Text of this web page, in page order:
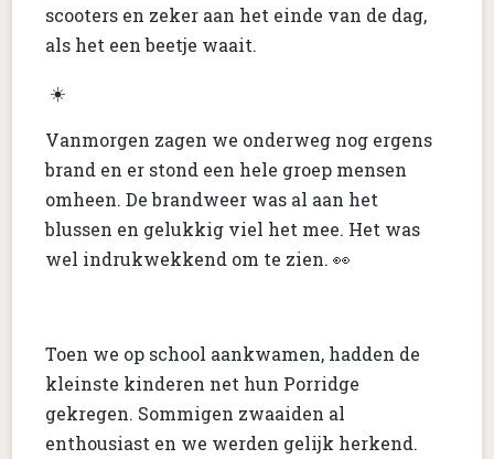
scooters en zeker aan het einde van de dag,
als het een beetje waait.
☀️
Vanmorgen zagen we onderweg nog ergens
brand en er stond een hele groep mensen
omheen. De brandweer was al aan het
blussen en gelukkig viel het mee. Het was
wel indrukwekkend om te zien. 👀
Toen we op school aankwamen, hadden de
kleinste kinderen net hun Porridge
gekregen. Sommigen zwaaiden al
enthousiast en we werden gelijk herkend.